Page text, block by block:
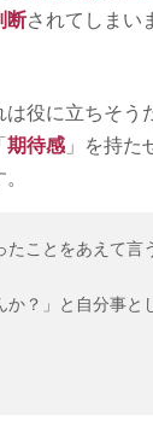
断されてしまい
役に立ちそう
期待感」を持た
たことをあえて言
か？」と自分事と